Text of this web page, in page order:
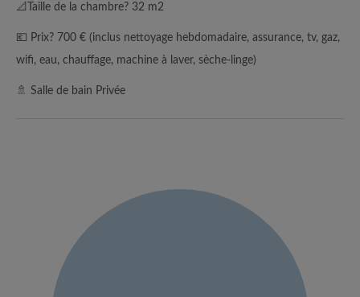
📐Taille de la chambre? 32 m2
💶 Prix? 700 € (inclus nettoyage hebdomadaire, assurance, tv, gaz,
wifi, eau, chauffage, machine à laver, sèche-linge)
🚿 Salle de bain Privée